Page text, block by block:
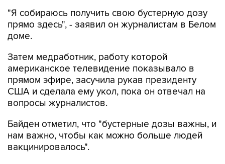
"Я собираюсь получить свою бустерную дозу
прямо здесь", - заявил он журналистам в Белом
доме.
Затем медработник, работу которой
американское телевидение показывало в
прямом эфире, засучила рукав президенту
США и сделала ему укол, пока он отвечал на
вопросы журналистов.
Байден отметил, что "бустерные дозы важны, и
нам важно, чтобы как можно больше людей
вакцинировалось".